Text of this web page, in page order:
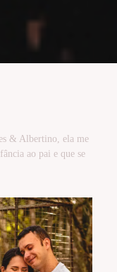
& Albertino, ela me
ao pai e que se